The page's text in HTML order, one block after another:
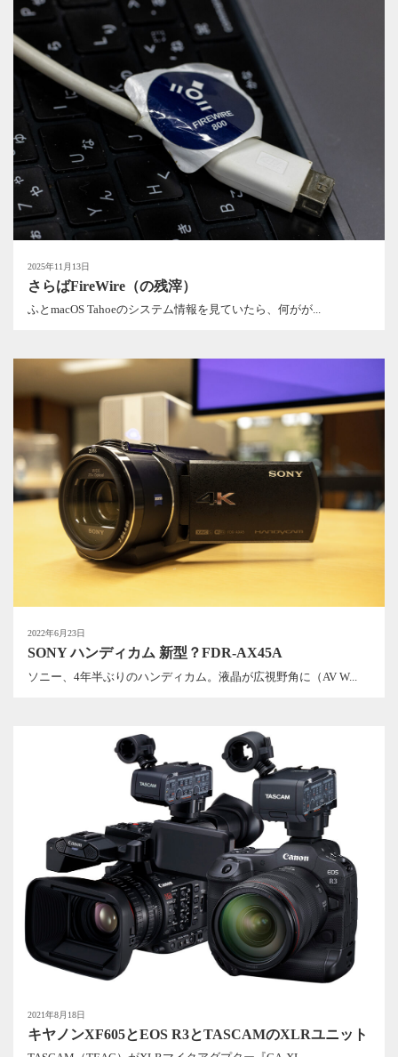
2025年11月13日
さらばFireWire（の残滓）
ふとmacOS Tahoeのシステム情報を見ていたら、何がが...
2022年6月23日
SONY ハンディカム 新型？FDR-AX45A
ソニー、4年半ぶりのハンディカム。液晶が広視野角に（AV W...
2021年8月18日
キヤノンXF605とEOS R3とTASCAMのXLRユニット